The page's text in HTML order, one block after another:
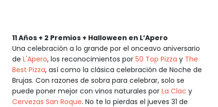
11 Años + 2 Premios + Halloween en L’Apero
Una celebración a lo grande por el onceavo aniversario
de L'Apero, los reconocimientos por 50 Top Pizza y The
Best Pizza, así como la clásica celebración de Noche de
Brujas. Con razones de sobra para celebrar, solo se
puede poner mejor con vinos naturales por La Clac y
Cervezas San Roque. No te lo pierdas el jueves 31 de